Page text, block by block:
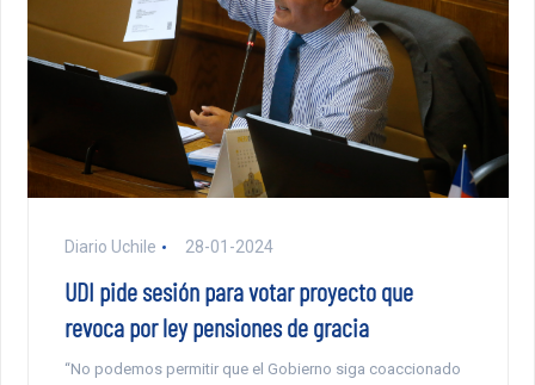
Diario Uchile 28-01-2024
UDI pide sesión para votar proyecto que
revoca por ley pensiones de gracia
“No podemos permitir que el Gobierno siga coaccionado